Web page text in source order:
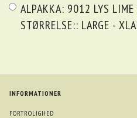
ALPAKKA: 9012 LYS LIME
STØRRELSE:: LARGE -
INFORMATIONER
FORTROLIGHED